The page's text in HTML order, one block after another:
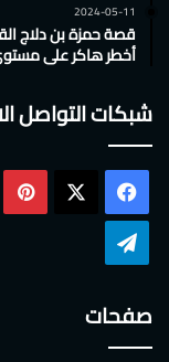
2024-05-11
قصة حمزة بن دلاج
أخطر هاكر على
شبكات التواصل
فيسبوك
صفحات